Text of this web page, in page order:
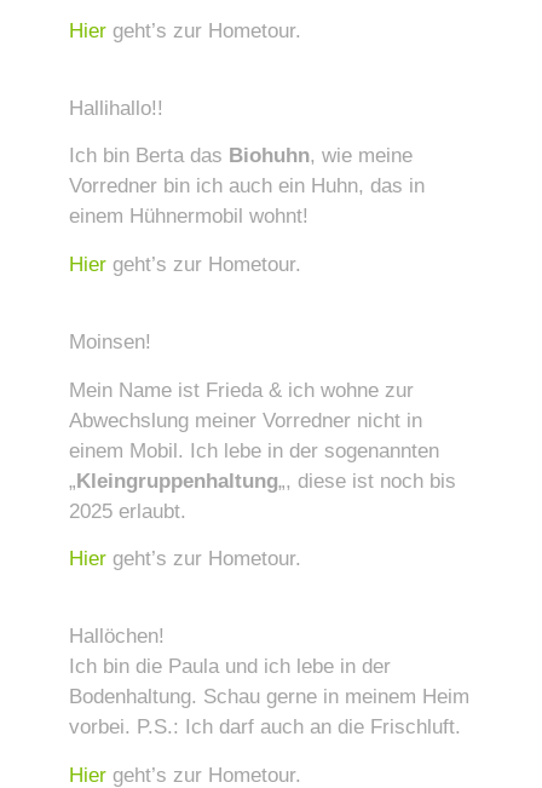
Hier geht’s zur Hometour.
Hallihallo!!
Ich bin Berta das Biohuhn, wie meine
Vorredner bin ich auch ein Huhn, das in
einem Hühnermobil wohnt!
Hiergeht’s zur Hometour.
Moinsen!
Mein Name ist Frieda & ich wohne zur
Abwechslung meiner Vorredner nicht in
einem Mobil. Ich lebe in der sogenannten
„Kleingruppenhaltung„, diese ist noch bis
2025 erlaubt.
Hier geht’s zur Hometour.
Hallöchen!
Ich bin die Paula und ich lebe in der
Bodenhaltung. Schau gerne in meinem Heim
vorbei. P.S.: Ich darf auch an die Frischluft.
Hiergeht’s zur Hometour.